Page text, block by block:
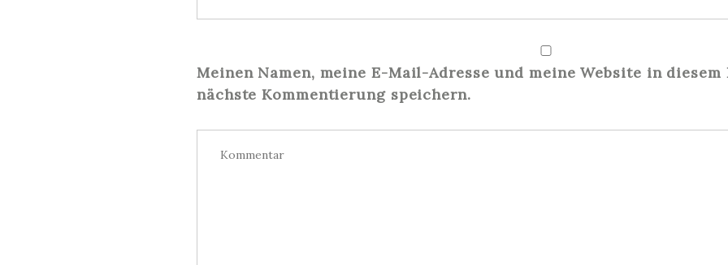
Meinen Namen, meine E-Mail-Adresse und meine Website in
nächste Kommentierung speichern.